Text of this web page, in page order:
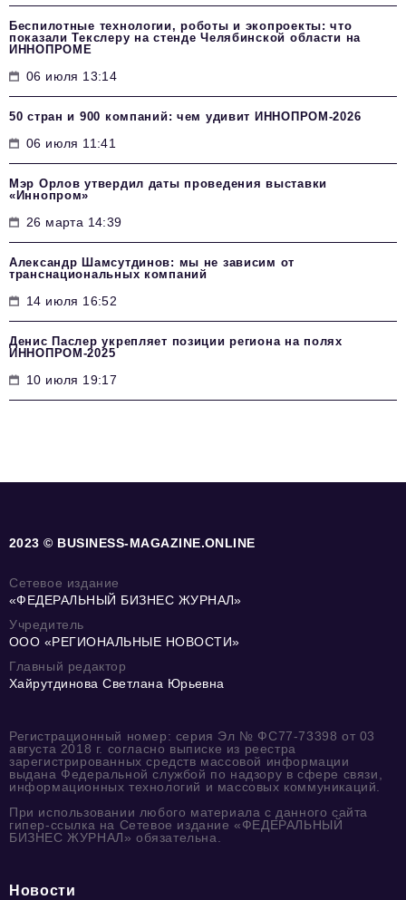
Беспилотные технологии, роботы и экопроекты: что
показали Текслеру на стенде Челябинской области на
ИННОПРОМЕ
06 июля 13:14
50 стран и 900 компаний: чем удивит ИННОПРОМ‑2026
06 июля 11:41
Мэр Орлов утвердил даты проведения выставки
«Иннопром»
26 марта 14:39
Александр Шамсутдинов: мы не зависим от
транснациональных компаний
14 июля 16:52
Денис Паслер укрепляет позиции региона на полях
ИННОПРОМ-2025
10 июля 19:17
2023 © BUSINESS-MAGAZINE.ONLINE
Сетевое издание
«ФЕДЕРАЛЬНЫЙ БИЗНЕС ЖУРНАЛ»
Учредитель
ООО «РЕГИОНАЛЬНЫЕ НОВОСТИ»
Главный редактор
Хайрутдинова Светлана Юрьевна
Регистрационный номер: серия Эл № ФС77-73398 от 03
августа 2018 г. согласно выписке из реестра
зарегистрированных средств массовой информации
выдана Федеральной службой по надзору в сфере связи,
информационных технологий и массовых коммуникаций.
При использовании любого материала с данного сайта
гипер-ссылка на Сетевое издание «ФЕДЕРАЛЬНЫЙ
БИЗНЕС ЖУРНАЛ» обязательна.
Новости